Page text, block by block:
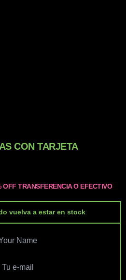
CON TARJETA
OFF TRANSFERENCIA O EFECTIVO
vuelva a estar en stock